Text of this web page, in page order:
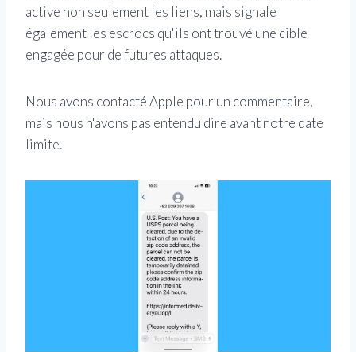
active non seulement les liens, mais signale
également les escrocs qu'ils ont trouvé une cible
engagée pour de futures attaques.
Nous avons contacté Apple pour un commentaire,
mais nous n'avons pas entendu dire avant notre date
limite.